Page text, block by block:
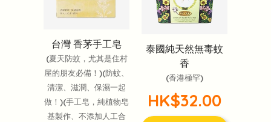
台灣 香茅手工皂
(夏天防蚊，尤其是住村
屋的朋友必備！)(防蚊、
清潔、滋潤、保濕一起
做！)(手工皂，純植物皂
基製作、不添加人工合
泰國純天然無毒蚊
香
(香港極罕)
HK$32.00